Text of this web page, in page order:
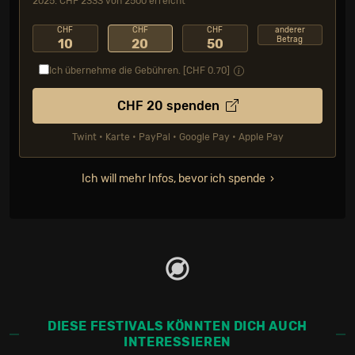
CHF
10
CHF
20
CHF
50
anderer
Betrag
Ich übernehme die Gebühren. [CHF 0.70
CHF 20 spenden
Twint • Karte • PayPal • Google Pay • Apple Pay
Ich will mehr Infos, bevor ich spende
DIESE FESTIVALS KÖNNTEN DICH AUCH
INTERESSIEREN